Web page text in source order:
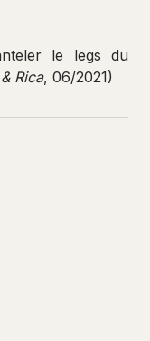
le legs du
Rica, 06/2021)